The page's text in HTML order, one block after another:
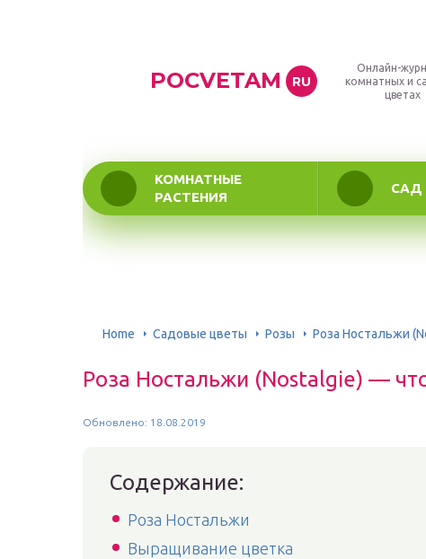
POCVETAM RU
Онлайн-
комнатных и
цветах
КОМНАТНЫЕ
РАСТЕНИЯ
САД
Home Садовые цветы Розы Роза Ностальжи
Роза Ностальжи (Nostalgie) —
Обновлено: 18.08.2019
Содержание:
Роза Ностальжи
Выращивание цветка